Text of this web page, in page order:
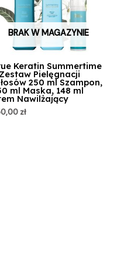
BRAK W MAGAZYNIE
Keratin Summertime
Pielęgnacji
250 ml Szampon,
ml Maska, 148 ml
Nawilżający
zł